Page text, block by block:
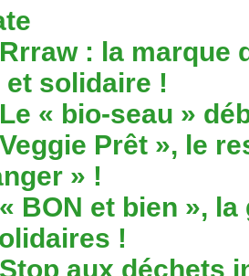
Rrraw : la marque
solidaire !
Le « bio-seau »
Veggie Prêt », le
» !
« BON et bien »,
!
Stop aux déchets